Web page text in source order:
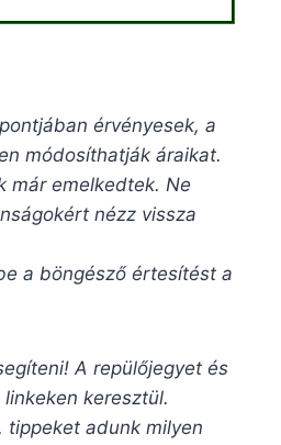
érvényesek, a
módosíthatják áraikat.
már emelkedtek. Ne
nézz vissza
a böngésző értesítést a
A repülőjegyet és
keresztül.
tippeket adunk milyen